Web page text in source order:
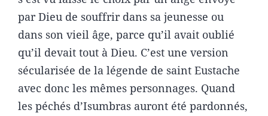
par Dieu de souffrir dans sa jeunesse ou
dans son vieil âge, parce qu’il avait oublié
qu’il devait tout à Dieu. C’est une version
sécularisée de la légende de saint Eustache
avec donc les mêmes personnages. Quand
les péchés d’Isumbras auront été pardonnés,